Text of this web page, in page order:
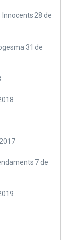
28 de
31 de
7 de